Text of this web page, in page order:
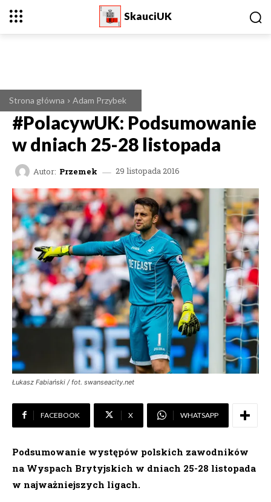
SkauciUK
Strona główna Adam Przybek
#PolacywUK: Podsumowanie
w dniach 25-28 listopada
Autor: Przemek 29 listopada 2016
Łukasz Fabiański / fot. swanseacity.net
FACEBOOK X WHATSAPP
Podsumowanie występów polskich zawodników
na Wyspach Brytyjskich w dniach 25-28 listopada
w najważniejszych ligach.